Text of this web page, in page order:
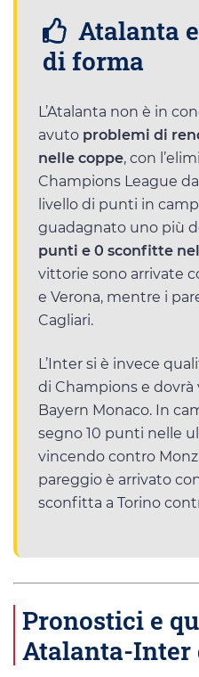
Atalanta
di forma
L’Atalanta non è in
avuto problemi di
nelle coppe, con
Champions League
livello di punti in
guadagnato uno più
punti e 0 sconfitte
vittorie sono arrivate
e Verona, mentre i
Cagliari.
L’Inter si è invece
di Champions e dovrà
Bayern Monaco. In
segno 10 punti nelle
vincendo contro
pareggio è arrivato
sconfitta a Torino
Pronostici e
Atalanta-Inter